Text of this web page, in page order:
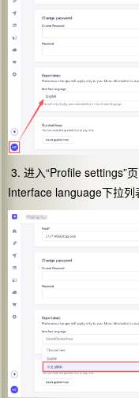
3. 进入“Profile settings”
Interface language下拉